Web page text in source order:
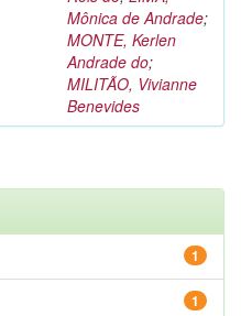
Mônica de Andrade;
MONTE, Kerlen
Andrade do;
MILITÃO, Vivianne
Benevides
1
1